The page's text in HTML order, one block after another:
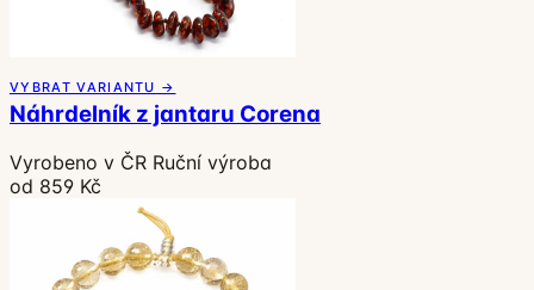
VYBRAT VARIANTU →
Náhrdelník z jantaru Corena
Vyrobeno v ČR Ruční výroba
od 859 Kč